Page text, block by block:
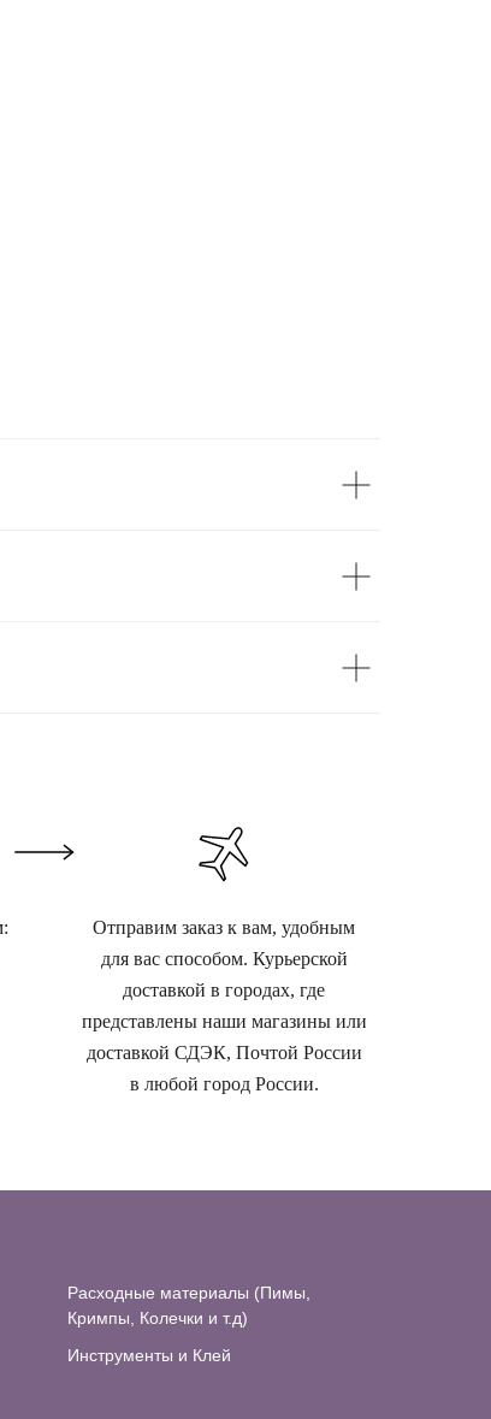
Отправим заказ к вам, удобным
для вас способом. Курьерской
доставкой в городах, где
представлены наши магазины или
доставкой СДЭК, Почтой России
в любой город России.
Расходные материалы (Пимы,
Кримпы, Колечки и т.д)
Инструменты и Клей